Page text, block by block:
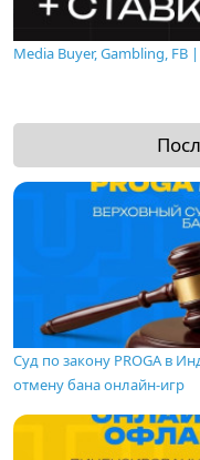
Media Buyer, Gambling, FB
Суд по закону PROGA в
отмену бана онлайн-игр